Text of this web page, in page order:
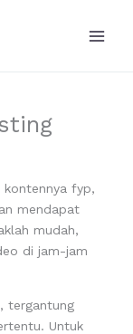
kontennya fyp,
mendapat
mudah,
di jam-jam
tergantung
Untuk